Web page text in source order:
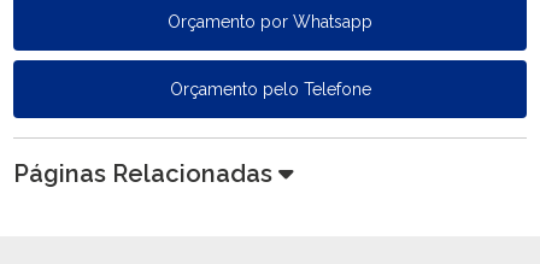
Orçamento por Whatsapp
Orçamento pelo Telefone
Páginas Relacionadas